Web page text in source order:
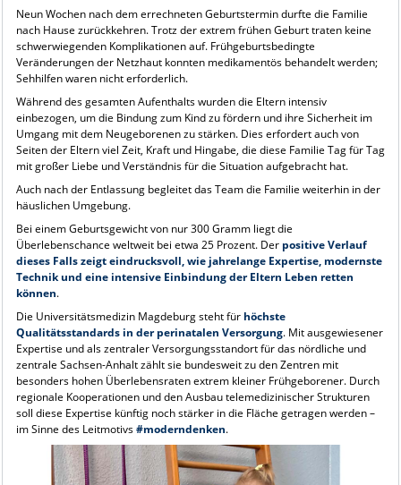
Neun Wochen nach dem errechneten Geburtstermin durfte die Familie
nach Hause zurückkehren. Trotz der extrem frühen Geburt traten keine
schwerwiegenden Komplikationen auf. Frühgeburtsbedingte
Veränderungen der Netzhaut konnten medikamentös behandelt werden;
Sehhilfen waren nicht erforderlich.
Während des gesamten Aufenthalts wurden die Eltern intensiv
einbezogen, um die Bindung zum Kind zu fördern und ihre Sicherheit im
Umgang mit dem Neugeborenen zu stärken. Dies erfordert auch von
Seiten der Eltern viel Zeit, Kraft und Hingabe, die diese Familie Tag für Tag
mit großer Liebe und Verständnis für die Situation aufgebracht hat.
Auch nach der Entlassung begleitet das Team die Familie weiterhin in der
häuslichen Umgebung.
Bei einem Geburtsgewicht von nur 300 Gramm liegt die
Überlebenschance weltweit bei etwa 25 Prozent. Der positive Verlauf
dieses Falls zeigt eindrucksvoll, wie jahrelange Expertise, modernste
Technik und eine intensive Einbindung der Eltern Leben retten
können.
Die Universitätsmedizin Magdeburg steht fürhöchste
Qualitätsstandards in der perinatalen Versorgung. Mit ausgewiesener
Expertise und als zentraler Versorgungsstandort für das nördliche und
zentrale Sachsen-Anhalt zählt sie bundesweit zu den Zentren mit
besonders hohen Überlebensraten extrem kleiner Frühgeborener. Durch
regionale Kooperationen und den Ausbau telemedizinischer Strukturen
soll diese Expertise künftig noch stärker in die Fläche getragen werden –
im Sinne des Leitmotivs#moderndenken.